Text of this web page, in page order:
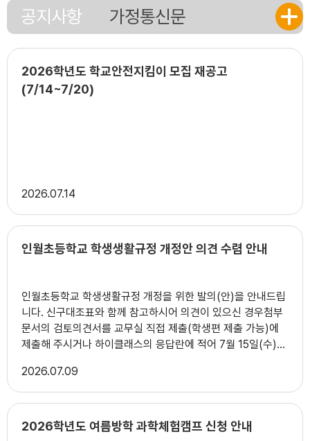
공지사항 가정통신문
2026학년도 학교안전지킴이 모집 재공고
(7/14~7/20)
2026 07.14
인월초등학교 학생생활규정 개정안 의견 수렴 안내
인월초등학교 학생생활규정 개정을 위한 발의(안)을 안내드립
니다. 신구대조표와 함께 참고하시어 의견이 있으신 경우첨부
문서의 검토의견서를 교무실 직접 제출(학생편 제출 가능)에
제출해 주시거나 하이클래스의 응답란에 적어 7월 15일(수)까
2026 07.09
2026학년도 여름방학 과학체험캠프 신청 안내